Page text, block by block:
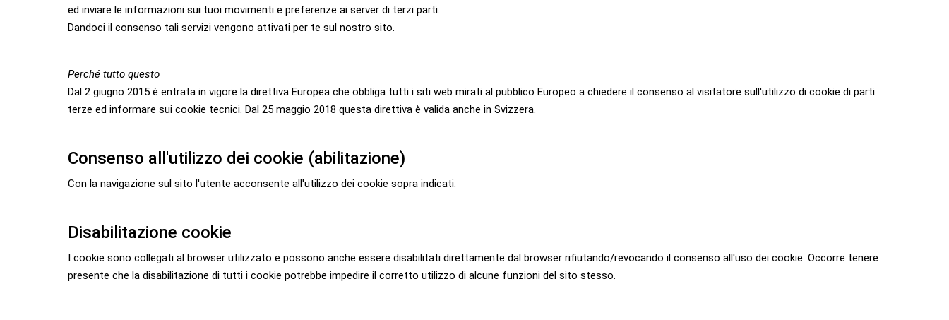
ed inviare le informazioni sui tuoi movimenti e preferenze ai server di terzi parti.
Dandoci il consenso tali servizi vengono attivati per te sul nostro sito.
Perché tutto questo
Dal 2 giugno 2015 è entrata in vigore la direttiva Europea che obbliga tutti i siti web mirati al pubblico Europeo a chiedere il consenso al visitatore sull'utilizzo di cookie di parti
terze ed informare sui cookie tecnici. Dal 25 maggio 2018 questa direttiva è valida anche in Svizzera.
Consenso all'utilizzo dei cookie (abilitazione)
Con la navigazione sul sito l'utente acconsente all'utilizzo dei cookie sopra indicati.
Disabilitazione cookie
I cookie sono collegati al browser utilizzato e possono anche essere disabilitati direttamente dal browser rifiutando/revocando il consenso all'uso dei cookie. Occorre tenere
presente che la disabilitazione di tutti i cookie potrebbe impedire il corretto utilizzo di alcune funzioni del sito stesso.